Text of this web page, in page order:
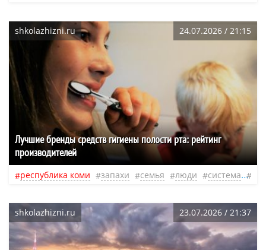
shkolazhizni.ru 24.07.2026 / 21:15
Лучшие бренды средств гигиены полости рта: рейтинг
производителей
республика коми запахи семья люди система
shkolazhizni.ru 23.07.2026 / 21:37